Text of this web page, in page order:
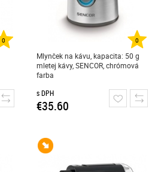
0 0
Mlynček na kávu, kapacita: 50 g
mletej kávy, SENCOR, chrómová
farba
s DPH
€35.60